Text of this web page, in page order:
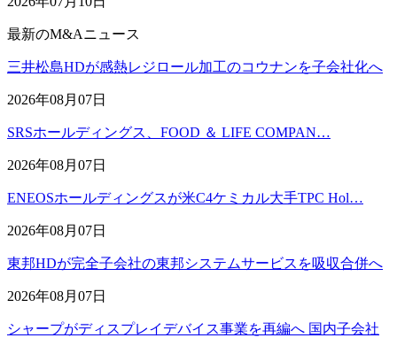
最新のM&Aニュース
三井松島HDが感熱レジロール加工のコウナンを子会社化へ
2026年08月07日
SRSホールディングス、FOOD ＆ LIFE COMPAN…
2026年08月07日
ENEOSホールディングスが米C4ケミカル大手TPC Hol…
2026年08月07日
東邦HDが完全子会社の東邦システムサービスを吸収合併へ
2026年08月07日
シャープがディスプレイデバイス事業を再編へ 国内子会社